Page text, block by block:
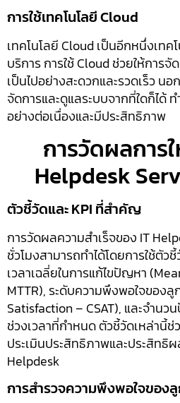
การใช้เทคโนโลยี Cloud
เทคโนโลยี Cloud เป็นอีกหนึ่งเท
บริการ การใช้ Cloud ช่วยให้การจั
เป็นไปอย่างสะดวกและรวดเร็ว น
จัดการและดูแลระบบจากที่ใดก็ได้ ท
อย่างต่อเนื่องและมีประสิทธิภาพ
การวัดผลการ
Helpdesk
ตัวชี้วัดและ KPI ที่สำคัญ
การวัดผลความสำเร็จของ IT
ชั่วโมงสามารถทำได้โดยการใช้ตัว
เวลาเฉลี่ยในการแก้ไขปัญหา
MTTR), ระดับความพึงพอใจของ
Satisfaction – CSAT), และจำนว
ช่วงเวลาที่กำหนด ตัวชี้วัดเหล่านี้ช่
ประเมินประสิทธิภาพและประสิทธิ
Helpdesk
การสำรวจความพึงพอใจของ